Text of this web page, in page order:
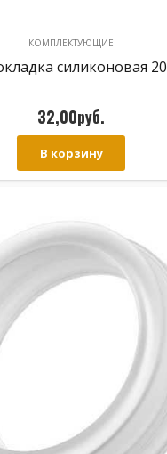
КОМПЛЕКТУЮЩИЕ
силиконовая 20
32,00руб.
В корзину